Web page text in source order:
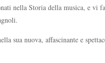
nella Storia della musica, e vi
nuova, affascinante e